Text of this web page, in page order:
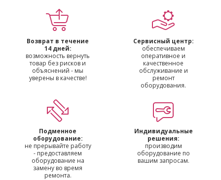
Возврат в течение
14 дней:
возможность вернуть
товар без рисков и
объяснений - мы
уверены в качестве!
Сервисный центр:
обеспечиваем
оперативное и
качественное
обслуживание и
ремонт
оборудования.
Подменное
оборудование:
не прерывайте работу
- предоставляем
оборудование на
замену во время
ремонта.
Индивидуальные
решения:
производим
оборудование по
вашим запросам.